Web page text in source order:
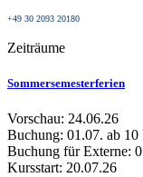
+49 30 2093 20180
Zeiträume
Sommersemesterferien
Vorschau: 24.06.26
Buchung: 01.07. ab 10
Buchung für Externe:
Kursstart: 20.07.26